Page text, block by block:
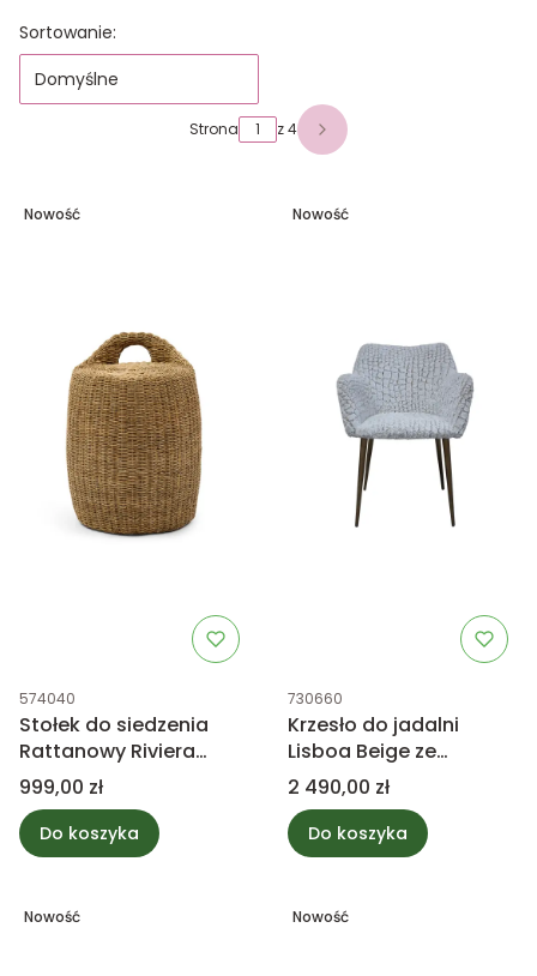
Lista produktów
Sortowanie:
Domyślne
Strona z 4 Następne produkty
Nowość
Kod produktu
574040
Stołek do siedzenia
Rattanowy Riviera
Maison
Cena
999,00 zł
Do koszyka
Nowość
Kod produktu
730660
Krzesło do jadalni
Lisboa Beige ze
mosiężnymi nogami
PTMD Collection
Cena
2 490,00 zł
Do koszyka
Nowość Nowość